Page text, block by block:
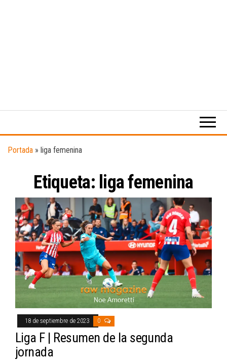
digital
música.
Portada » liga femenina
Etiqueta: liga femenina
18 de septiembre de 2023 0
Liga F | Resumen de la segunda
jornada